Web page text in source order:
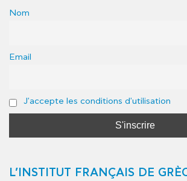
Nom
Email
J'accepte les conditions d'utilisation
L’INSTITUT FRANÇAIS DE